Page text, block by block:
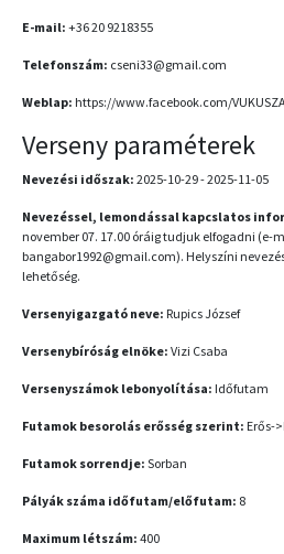
E-mail: +36 20 9218355
Telefonszám: cseni33@gmail.com
Weblap: https://www.facebook.com/
Verseny paraméterek
Nevezési időszak: 2025-10-29 - 2025-11-05
Nevezéssel, lemondással kapcslatos
november 07. 17.00 óráig tudjuk elfogadni (e-
bangabor1992@gmail.com). Helyszíni
lehetőség.
Versenyigazgató neve: Rupics József
Versenybíróság elnöke: Vizi Csaba
Versenyszámok lebonyolítása: Időfutam
Futamok besorolás erősség szerint: Erős-
Futamok sorrendje: Sorban
Pályák száma időfutam/előfutam: 8
Maximum létszám: 400